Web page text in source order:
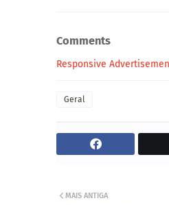
Comments
Responsive
Geral
MAIS ANTIGA